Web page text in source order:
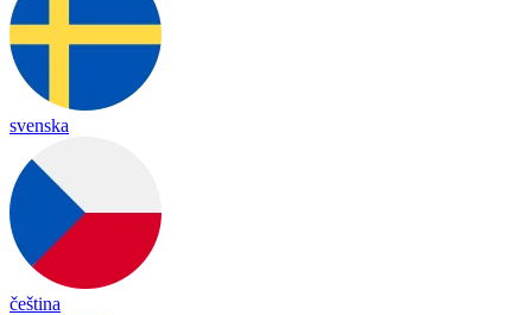
svenska
čeština